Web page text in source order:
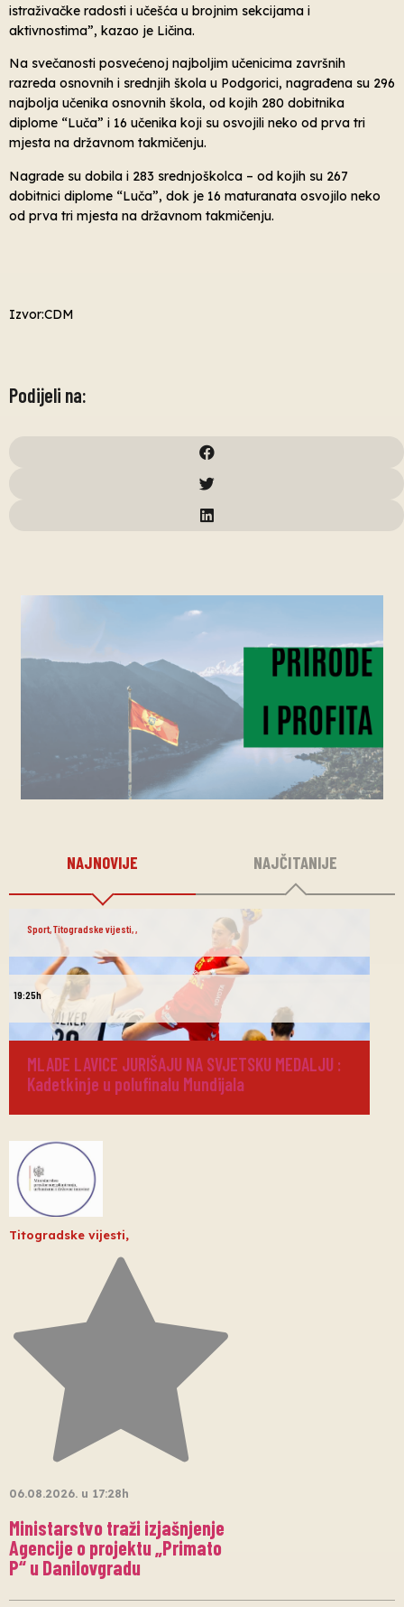
istraživačke radosti i učešća u brojnim sekcijama i
aktivnostima”, kazao je Ličina.
Na svečanosti posvećenoj najboljim učenicima završnih
razreda osnovnih i srednjih škola u Podgorici, nagrađena su 296
najbolja učenika osnovnih škola, od kojih 280 dobitnika
diplome “Luča” i 16 učenika koji su osvojili neko od prva tri
mjesta na državnom takmičenju.
Nagrade su dobila i 283 srednjoškolca – od kojih su 267
dobitnici diplome “Luča”, dok je 16 maturanata osvojilo neko
od prva tri mjesta na državnom takmičenju.
Izvor:CDM
Podijeli na:
NAJNOVIJE NAJČITANIJE
Sport,Titogradske vijesti,,
19:25h
MLADE LAVICE JURIŠAJU NA SVJETSKU MEDALJU :
Kadetkinje u polufinalu Mundijala
Titogradske vijesti,
06.08.2026. u 17:28h
Ministarstvo traži izjašnjenje
Agencije o projektu „Primato
P“ u Danilovgradu